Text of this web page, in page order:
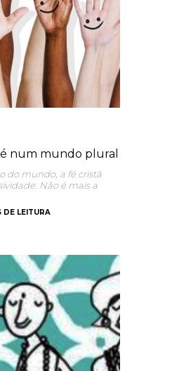
num mundo plural
do mundo, a fé cristã
Não é mais a
DE LEITURA